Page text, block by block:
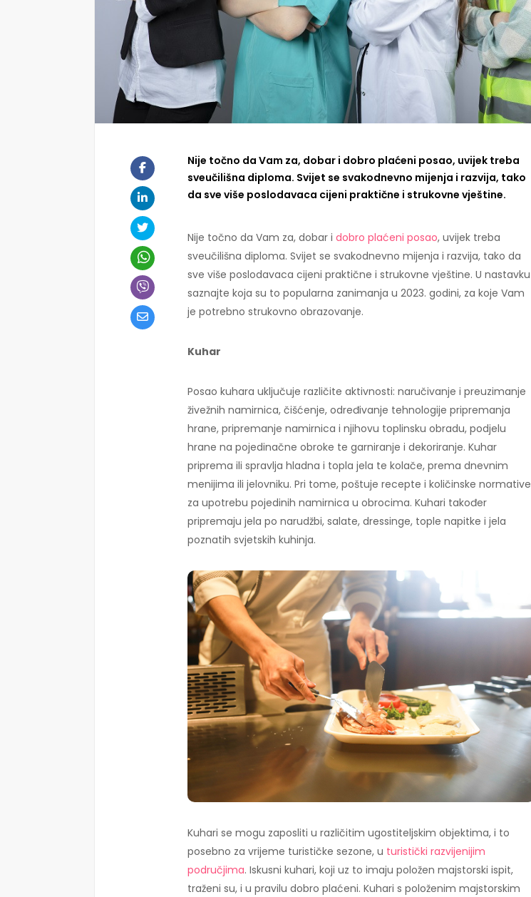
Nije točno da Vam za, dobar i dobro plaćeni posao, uvijek treba
sveučilišna diploma. Svijet se svakodnevno mijenja i razvija, tako
da sve više poslodavaca cijeni praktične i strukovne vještine.
Nije točno da Vam za, dobar i dobro plaćeni posao, uvijek treba
sveučilišna diploma. Svijet se svakodnevno mijenja i razvija, tako da
sve više poslodavaca cijeni praktične i strukovne vještine. U nastavku
saznajte koja su to popularna zanimanja u 2023. godini, za koje Vam
je potrebno strukovno obrazovanje.
Kuhar
Posao kuhara uključuje različite aktivnosti: naručivanje i preuzimanje
živežnih namirnica, čišćenje, određivanje tehnologije pripremanja
hrane, pripremanje namirnica i njihovu toplinsku obradu, podjelu
hrane na pojedinačne obroke te garniranje i dekoriranje. Kuhar
priprema ili spravlja hladna i topla jela te kolače, prema dnevnim
menijima ili jelovniku. Pri tome, poštuje recepte i količinske normative
za upotrebu pojedinih namirnica u obrocima. Kuhari također
pripremaju jela po narudžbi, salate, dressinge, tople napitke i jela
poznatih svjetskih kuhinja.
Kuhari se mogu zaposliti u različitim ugostiteljskim objektima, i to
posebno za vrijeme turističke sezone, u turistički razvijenijim
područjima. Iskusni kuhari, koji uz to imaju položen majstorski ispit,
traženi su, i u pravilu dobro plaćeni. Kuhari s položenim majstorskim